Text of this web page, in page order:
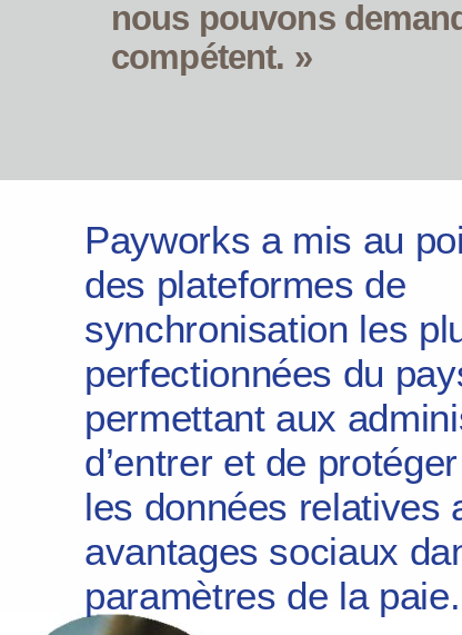
nous pouvons
compétent. »
Payworks a mis au
des plateformes de
synchronisation les
perfectionnées du
permettant aux
d’entrer et de
les données relatives
avantages sociaux
paramètres de la paie.